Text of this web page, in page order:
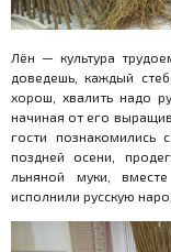
Лён — культура
доведешь, каждый
хорош, хвалить надо
начиная от его
гости
поздней осени,
льняной муки,
исполнили русскую